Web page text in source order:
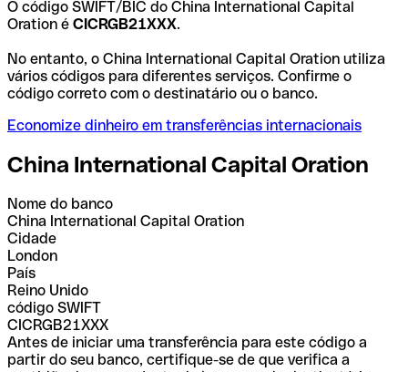
O código SWIFT/BIC do China International Capital
Oration é CICRGB21XXX.
No entanto, o China International Capital Oration utiliza
vários códigos para diferentes serviços. Confirme o
código correto com o destinatário ou o banco.
Economize dinheiro em transferências internacionais
China International Capital Oration
Nome do banco
China International Capital Oration
Cidade
London
País
Reino Unido
código SWIFT
CICRGB21XXX
Antes de iniciar uma transferência para este código a
partir do seu banco, certifique-se de que verifica a